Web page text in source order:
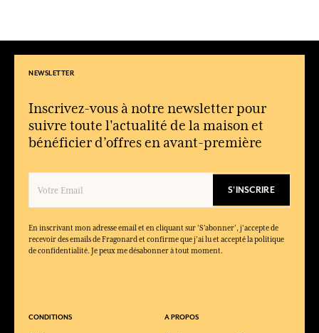
NEWSLETTER
Inscrivez-vous à notre newsletter pour
suivre toute l'actualité de la maison et
bénéficier d’offres en avant-première
S'INSCRIRE
En inscrivant mon adresse email et en cliquant sur ‘S’abonner’, j'accepte de
recevoir des emails de Fragonard et confirme que j'ai lu et accepté la politique
de confidentialité. Je peux me désabonner à tout moment.
CONDITIONS A PROPOS